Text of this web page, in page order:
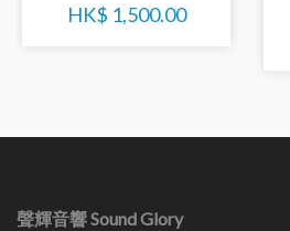
HK$ 1,500.00
聲輝音響 Sound Glory